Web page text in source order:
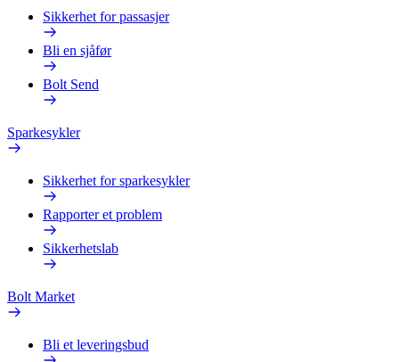
Sikkerhet for passasjer
Bli en sjåfør
Bolt Send
Sparkesykler
Sikkerhet for sparkesykler
Rapporter et problem
Sikkerhetslab
Bolt Market
Bli et leveringsbud